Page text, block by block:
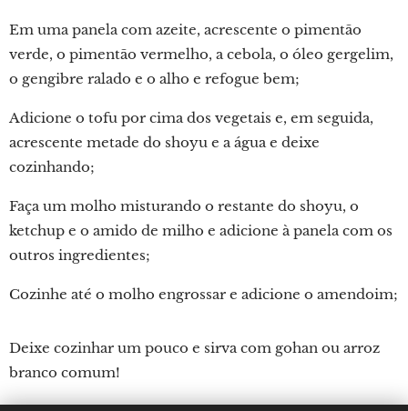
Em uma panela com azeite, acrescente o pimentão
verde, o pimentão vermelho, a cebola, o óleo gergelim,
o gengibre ralado e o alho e refogue bem;
Adicione o tofu por cima dos vegetais e, em seguida,
acrescente metade do shoyu e a água e deixe
cozinhando;
Faça um molho misturando o restante do shoyu, o
ketchup e o amido de milho e adicione à panela com os
outros ingredientes;
Cozinhe até o molho engrossar e adicione o amendoim;
Deixe cozinhar um pouco e sirva com gohan ou arroz
branco comum!